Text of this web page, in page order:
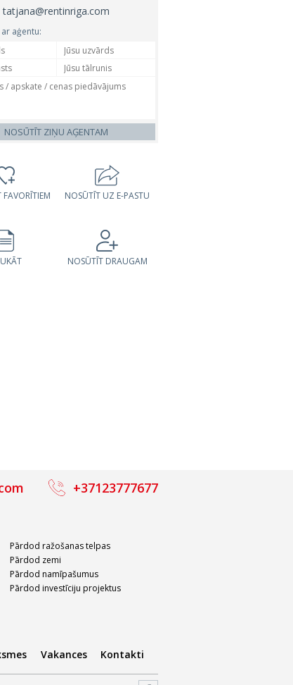
tatjana@rentinriga.com
aģentu:
NOSŪTĪT ZIŅU AĢENTAM
FAVORĪTIEM NOSŪTĪT UZ E-PASTU
NOSŪTĪT DRAUGAM
+37123777677
Pārdod ražošanas telpas
Pārdod zemi
Pārdod namīpašumus
Pārdod investīciju projektus
Vakances Kontakti